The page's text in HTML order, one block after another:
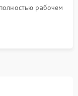
рабочем